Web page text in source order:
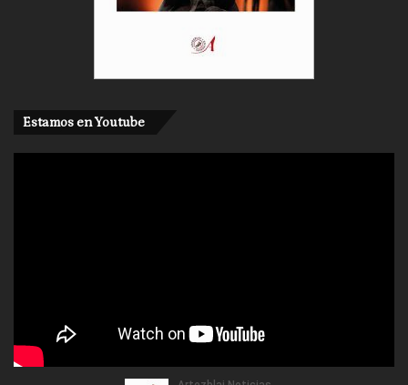
Estamos en Youtube